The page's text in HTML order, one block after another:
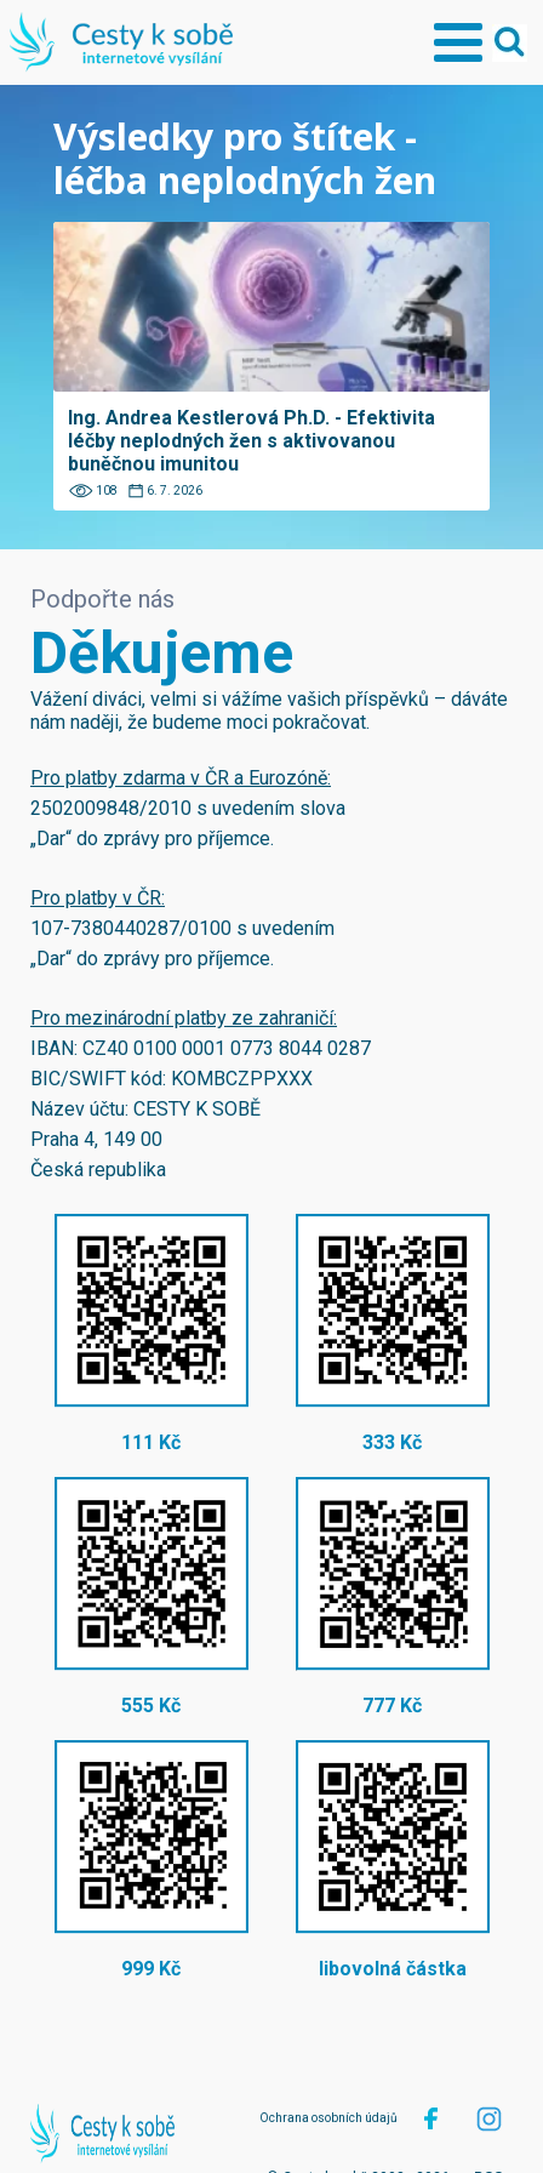
Výsledky pro štítek -
léčba neplodných žen
Ing. Andrea Kestlerová Ph.D. - Efektivita
léčby neplodných žen s aktivovanou
buněčnou imunitou
108 6. 7. 2026
Podpořte nás
Děkujeme
Vážení diváci, velmi si vážíme vašich příspěvků – dáváte
nám naději, že budeme moci pokračovat.
Pro platby zdarma v ČR a Eurozóně:
2502009848/2010 s uvedením slova
„Dar“ do zprávy pro příjemce.
Pro platby v ČR:
107-7380440287/0100 s uvedením
„Dar“ do zprávy pro příjemce.
Pro mezinárodní platby ze zahraničí:
IBAN: CZ40 0100 0001 0773 8044 0287
BIC/SWIFT kód: KOMBCZPPXXX
Název účtu: CESTY K SOBĚ
Praha 4, 149 00
Česká republika
111 Kč 333 Kč
555 Kč 777 Kč
999 Kč libovolná částka
Ochrana osobních údajů